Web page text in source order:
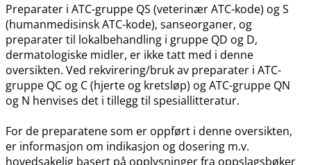
Preparater i ATC-gruppe QS (veterinær ATC-kode) og S
(humanmedisinsk ATC-kode), sanseorganer, og
preparater til lokalbehandling i gruppe QD og D,
dermatologiske midler, er ikke tatt med i denne
oversikten. Ved rekvirering​/​bruk av preparater i ATC-
gruppe QC og C (hjerte og kretsløp) og ATC-gruppe QN
og N henvises det i tillegg til spesiallitteratur.
For de preparatene som er oppført i denne oversikten,
er informasjon om indikasjon og dosering m.v.
hovedsakelig basert på opplysninger fra oppslagsbøker